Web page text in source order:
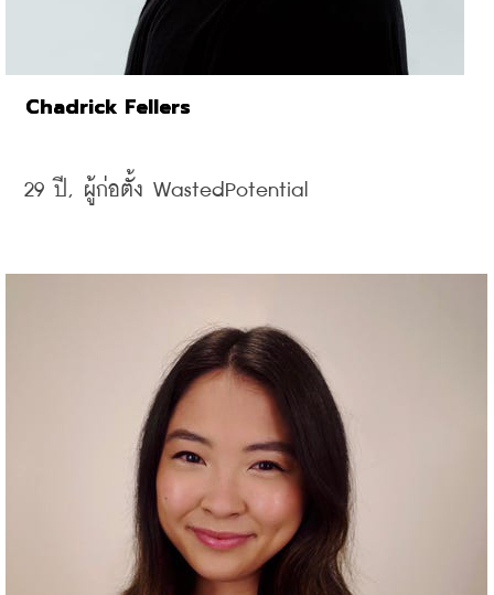
Chadrick Fellers
29 ปี, ผู้ก่อตั้ง WastedPotential